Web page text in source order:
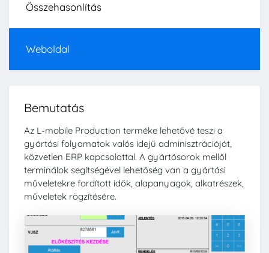
Összehasonlítás
Weboldal
Bemutatás
Az L-mobile Production terméke lehetővé teszi a
gyártási folyamatok valós idejű adminisztrációját,
közvetlen ERP kapcsolattal. A gyártósorok mellől
terminálok segítségével lehetőség van a gyártási
műveletekre fordított idők, alapanyagok, alkatrészek,
műveletek rögzítésére.